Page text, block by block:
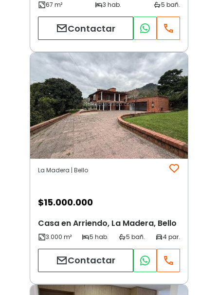
Contactar
La Madera | Bello
$15.000.000
Casa en Arriendo, La Madera, Bello
Contactar